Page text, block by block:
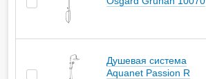
Душевая система
Aquanet Passion R